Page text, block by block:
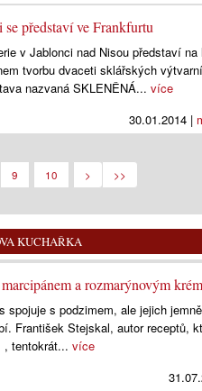
představí ve Frankfurtu
v Jablonci nad Nisou představí
tvorbu dvaceti sklářských
nazvaná SKLENĚNÁ...více
30.01.2014|
9 10 > >>
KUCHAŘKA
a rozmarýnovým
spojuje s podzimem, ale jejich
František Stejskal, autor receptů,
, tentokrát...více